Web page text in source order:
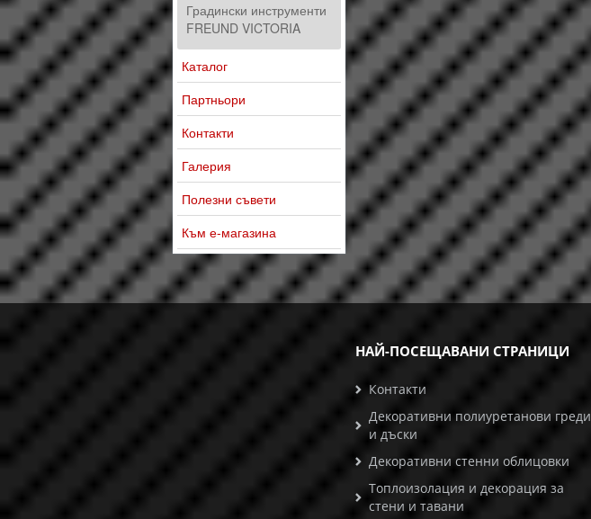
Градински инструменти
FREUND VICTORIA
Каталог
Партньори
Контакти
Галерия
Полезни съвети
Към е-магазина
НАЙ-ПОСЕЩАВАНИ СТРАНИЦИ
Контакти
Декоративни полиуретанови греди
и дъски
Декоративни стенни облицовки
Топлоизолация и декорация за
стени и тавани